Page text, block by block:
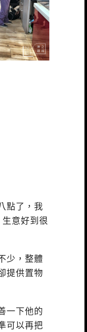
點了，我
意好到很
少，整體
提供置物
一下他的
可以再把